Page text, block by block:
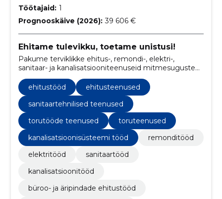
Töötajaid: 1
Prognooskäive (2026): 39 606 €
Ehitame tulevikku, toetame unistusi!
Pakume terviklikke ehitus-, remondi-, elektri-,
sanitaar- ja kanalisatsiooniteenuseid mitmesuguste
ehitustööd
ehitusteenused
sanitaartehnilised teenused
torutööde teenused
toruteenused
kanalisatsioonisüsteemi tööd
remonditööd
elektritööd
sanitaartööd
kanalisatsioonitööd
büroo- ja äripindade ehitustööd